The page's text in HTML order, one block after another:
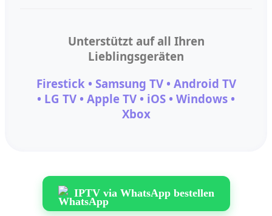
Unterstützt auf all Ihren
Lieblingsgeräten
Firestick • Samsung TV • Android TV
• LG TV • Apple TV • iOS • Windows •
Xbox
IPTV via WhatsApp bestellen